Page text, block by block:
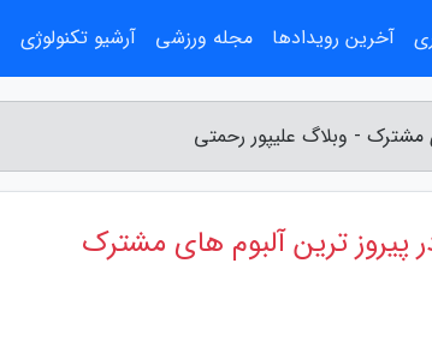
مشترک - وبلاگ علیپور رحمتی
پیروز ترین آلبوم های مشترک
آخرین رویدادها مجله ورزشی آرشیو تکنولوژی